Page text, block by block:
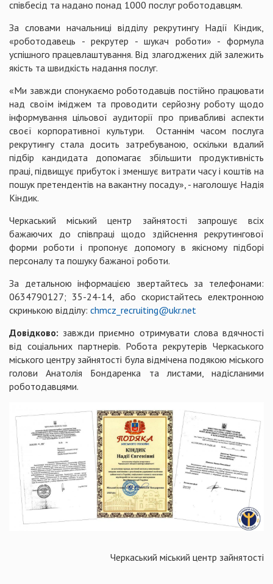
співбесід та надано понад 1000 послуг роботодавцям.
За словами начальниці відділу рекрутингу Надії Кіндик,
«роботодавець - рекрутер - шукач роботи» - формула
успішного працевлаштування. Від злагоджених дій залежить
якість та швидкість надання послуг.
«Ми завжди спонукаємо роботодавців постійно працювати
над своїм іміджем та проводити серйозну роботу щодо
інформування цільової аудиторії про привабливі аспекти
своєї корпоративної культури. Останнім часом послуга
рекрутингу стала досить затребуваною, оскільки вдалий
підбір кандидата допомагає збільшити продуктивність
праці, підвищує прибуток і зменшує витрати часу і коштів на
пошук претендентів на вакантну посаду», - наголошує Надія
Кіндик.
Черкаський міський центр зайнятості запрошує всіх
бажаючих до співпраці щодо здійснення рекрутингової
форми роботи і пропонує допомогу в якісному підборі
персоналу та пошуку бажаної роботи.
За детальною інформацією звертайтесь за телефонами:
0634790127; 35-24-14, або скористайтесь електронною
скринькою відділу: chmcz_recruiting@ukr.net
Довідково: завжди приємно отримувати слова вдячності
від соціальних партнерів. Робота рекрутерів Черкаського
міського центру зайнятості була відмічена подякою міського
голови Анатолія Бондаренка та листами, надісланими
роботодавцями.
Черкаський міський центр зайнятості